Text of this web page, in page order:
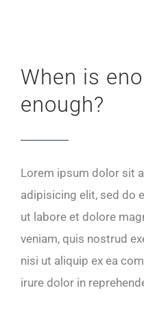
When is
enough?
Lorem ipsum dolor sit
adipisicing elit, sed do
ut labore et dolore
veniam, quis nostrud
nisi ut aliquip ex ea
irure dolor in